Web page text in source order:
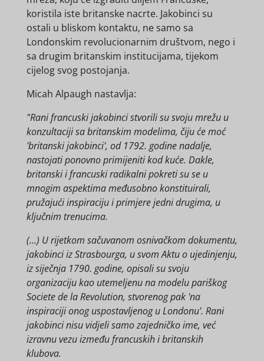
koristila iste britanske nacrte. Jakobinci su
ostali u bliskom kontaktu, ne samo sa
Londonskim revolucionarnim društvom, nego i
sa drugim britanskim institucijama, tijekom
cijelog svog postojanja.
Micah Alpaugh nastavlja:
"Rani francuski jakobinci stvorili su svoju mrežu u
konzultaciji sa britanskim modelima, čiju će moć
'britanski jakobinci', od 1792. godine nadalje,
nastojati ponovno primijeniti kod kuće. Dakle,
britanski i francuski radikalni pokreti su se u
mnogim aspektima međusobno konstituirali,
pružajući inspiraciju i primjere jedni drugima, u
ključnim trenucima.
(...) U rijetkom sačuvanom osnivačkom dokumentu,
jakobinci iz Strasbourga, u svom Aktu o ujedinjenju,
iz siječnja 1790. godine, opisali su svoju
organizaciju kao utemeljenu na modelu pariškog
Societe de la Revolution, stvorenog pak 'na
inspiraciji onog uspostavljenog u Londonu'. Rani
jakobinci nisu vidjeli samo zajedničko ime, već
izravnu vezu između francuskih i britanskih
klubova.